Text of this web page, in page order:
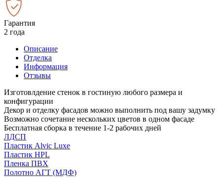
Гарантия
2 года
Описание
Отделка
Информация
Отзывы
Изготовлдение стенок в гостиную любого размера и
конфигурации
Декор и отделку фасадов можно выполнить под вашу задумку
Возможно сочетание нескольких цветов в одном фасаде
Бесплатная сборка в течение 1-2 рабочих дней
ЛДСП
Пластик Alvic Luxe
Пластик HPL
Пленка ПВХ
Полотно АГТ (МДФ)